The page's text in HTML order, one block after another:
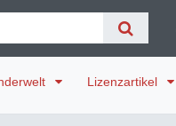
Lizenzartikel